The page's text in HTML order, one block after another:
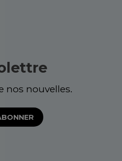
nos nouvelles.